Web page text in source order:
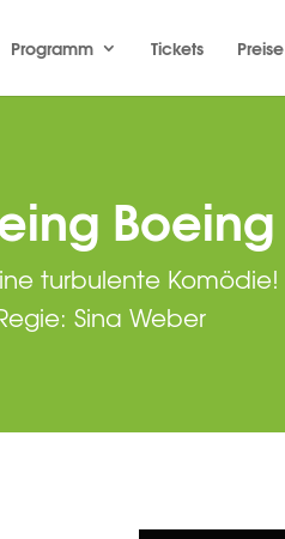
Programm Tickets Preise
Boeing
turbulente Komödie!
Sina Weber